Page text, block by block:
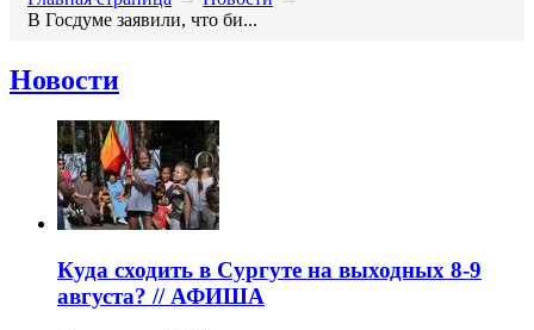
​В Госдуме заявили, что би...
Новости
​Куда сходить в Сургуте на выходных 8-9
августа? // АФИША